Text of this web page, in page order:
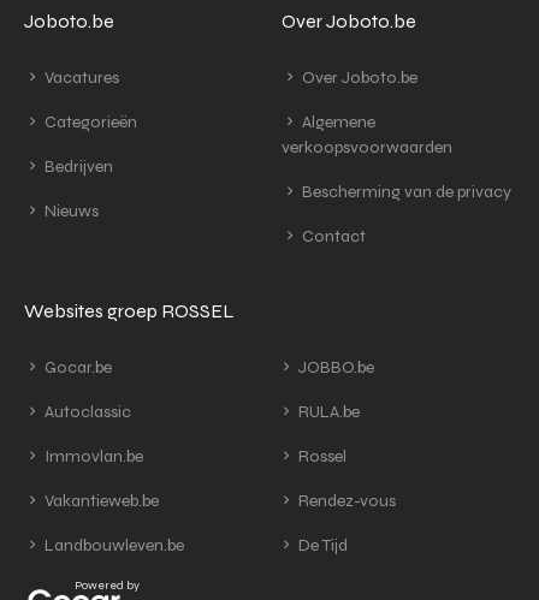
Joboto.be
Vacatures
Categorieën
Bedrijven
Nieuws
Over Joboto.be
Over Joboto.be
Algemene
verkoopsvoorwaarden
Bescherming van de privacy
Contact
Websites groep ROSSEL
Gocar.be
Autoclassic
Immovlan.be
Vakantieweb.be
Landbouwleven.be
JOBBO.be
RULA.be
Rossel
Rendez-vous
De Tijd
Powered by